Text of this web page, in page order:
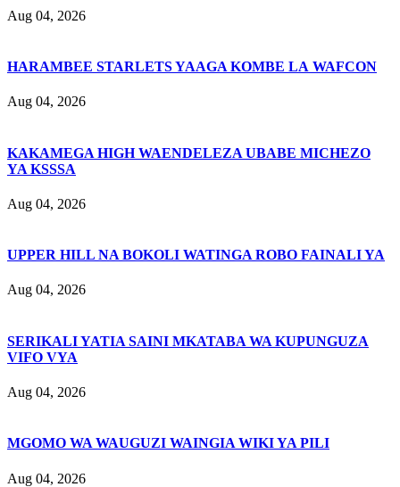
Aug 04, 2026
HARAMBEE STARLETS YAAGA KOMBE LA WAFCON
Aug 04, 2026
KAKAMEGA HIGH WAENDELEZA UBABE MICHEZO
YA KSSSA
Aug 04, 2026
UPPER HILL NA BOKOLI WATINGA ROBO FAINALI YA
Aug 04, 2026
SERIKALI YATIA SAINI MKATABA WA KUPUNGUZA
VIFO VYA
Aug 04, 2026
MGOMO WA WAUGUZI WAINGIA WIKI YA PILI
Aug 04, 2026